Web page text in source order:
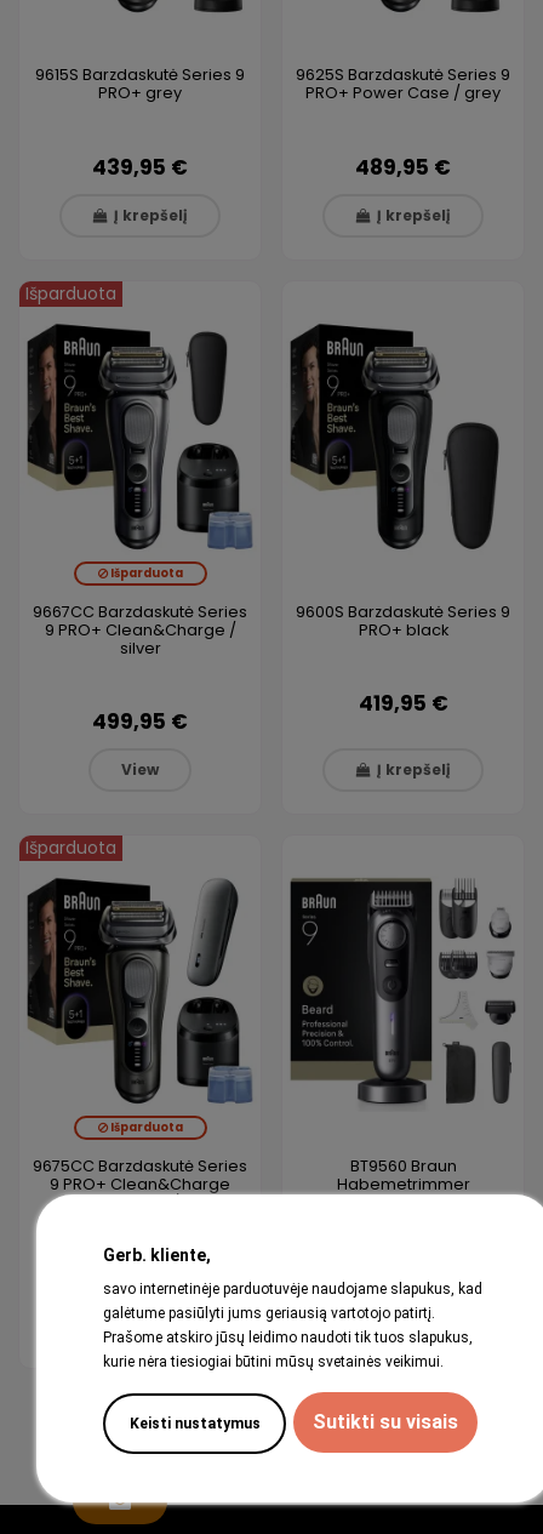
9615S Barzdaskutė Series 9
PRO+ grey
439,95 €
Į krepšelį
9625S Barzdaskutė Series 9
PRO+ Power Case / grey
489,95 €
Į krepšelį
Išparduota
Išparduota
9667CC Barzdaskutė Series
9 PRO+ Clean&Charge /
silver
499,95 €
View
9600S Barzdaskutė Series 9
PRO+ black
419,95 €
Į krepšelį
Išparduota
Išparduota
9675CC Barzdaskutė Series
9 PRO+ Clean&Charge
+Power Case / grey
549,00 €
View
BT9560 Braun
Habemetrimmer
Į krepšelį
1 2
Gerb. kliente,
savo internetinėje parduotuvėje naudojame slapukus, kad
galėtume pasiūlyti jums geriausią vartotojo patirtį.
Prašome atskiro jūsų leidimo naudoti tik tuos slapukus,
kurie nėra tiesiogiai būtini mūsų svetainės veikimui.
Keisti nustatymus Sutikti su visais